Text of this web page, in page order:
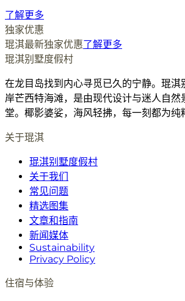
了解更多
独家优惠
琨淇最新独家优惠了解更多
琨淇别墅度假村
在龙目岛找到内心寻觅已久的宁静。琨淇
岸芒西特海滩，是由现代设计与迷人自然
堂。椰影婆娑，海风轻拂，每一刻都为纯
关于琨淇
琨淇别墅度假村
关于我们
常见问题
精选图集
文章和指南
新闻媒体
Sustainability
Privacy Policy
住宿与体验